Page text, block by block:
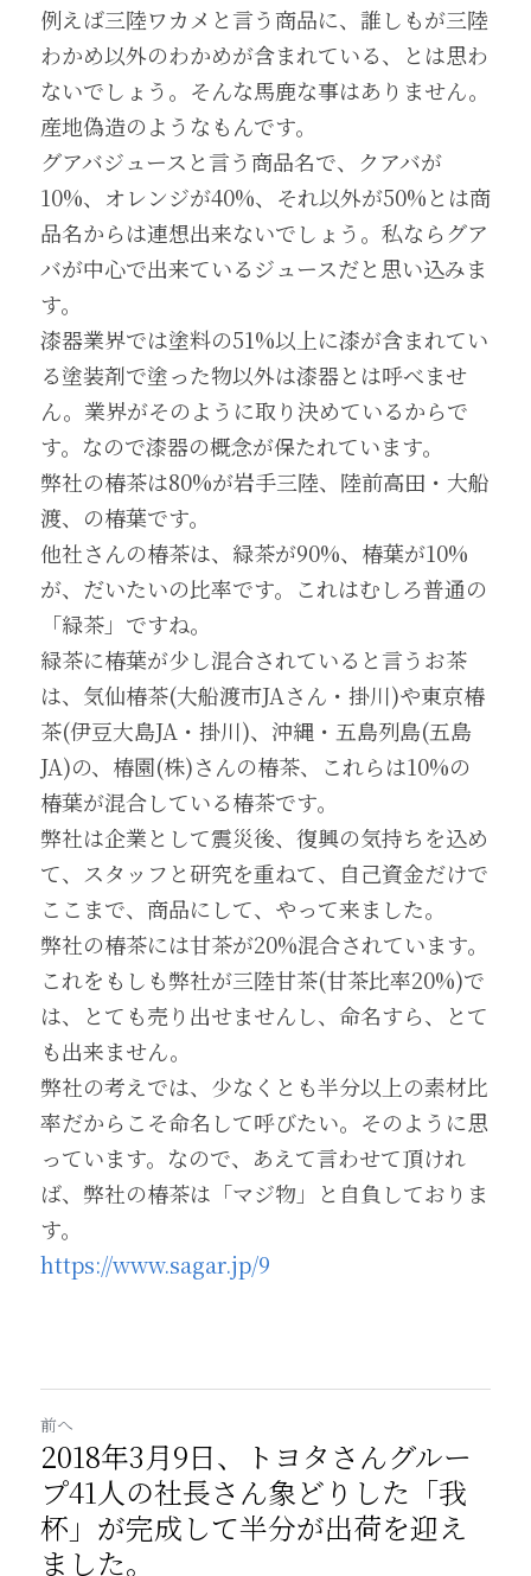
例えば三陸ワカメと言う商品に、誰しもが三陸
わかめ以外のわかめが含まれている、とは思わ
ないでしょう。そんな馬鹿な事はありません。
産地偽造のようなもんです。
グアバジュースと言う商品名で、クアバが
10%、オレンジが40%、それ以外が50%とは商
品名からは連想出来ないでしょう。私ならグア
バが中心で出来ているジュースだと思い込みま
す。
漆器業界では塗料の51%以上に漆が含まれてい
る塗装剤で塗った物以外は漆器とは呼べませ
ん。業界がそのように取り決めているからで
す。なので漆器の概念が保たれています。
弊社の椿茶は80%が岩手三陸、陸前高田・大船
渡、の椿葉です。
他社さんの椿茶は、緑茶が90%、椿葉が10%
が、だいたいの比率です。これはむしろ普通の
「緑茶」ですね。
緑茶に椿葉が少し混合されていると言うお茶
は、気仙椿茶(大船渡市JAさん・掛川)や東京椿
茶(伊豆大島JA・掛川)、沖縄・五島列島(五島
JA)の、椿園(株)さんの椿茶、これらは10%の
椿葉が混合している椿茶です。
弊社は企業として震災後、復興の気持ちを込め
て、スタッフと研究を重ねて、自己資金だけで
ここまで、商品にして、やって来ました。
弊社の椿茶には甘茶が20%混合されています。
これをもしも弊社が三陸甘茶(甘茶比率20%)で
は、とても売り出せませんし、命名すら、とて
も出来ません。
弊社の考えでは、少なくとも半分以上の素材比
率だからこそ命名して呼びたい。そのように思
っています。なので、あえて言わせて頂けれ
ば、弊社の椿茶は「マジ物」と自負しておりま
す。
https://www.sagar.jp/9
前へ
2018年3月9日、トヨタさんグルー
プ41人の社長さん象どりした「我
杯」が完成して半分が出荷を迎え
ました。